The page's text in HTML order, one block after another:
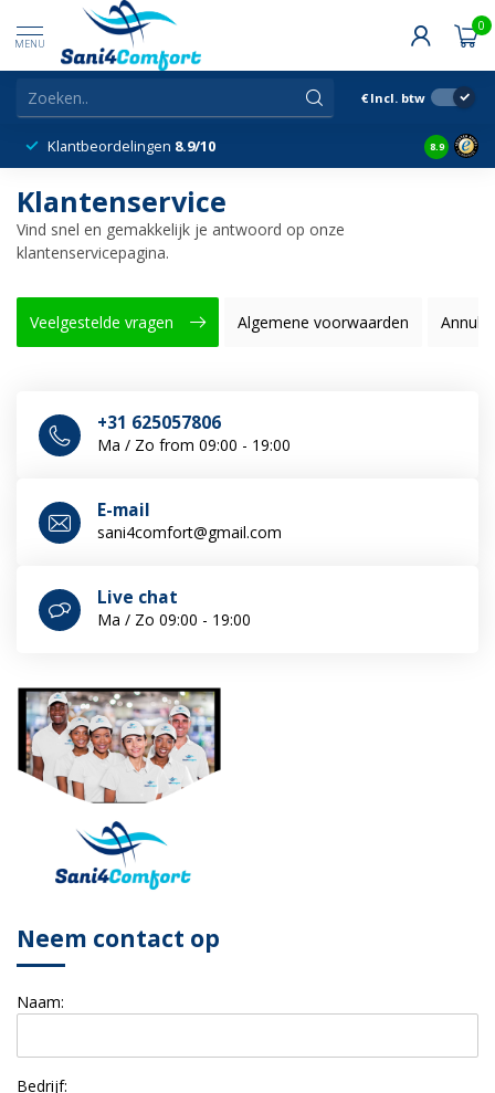
MENU
0
€ Incl. btw
Klantbeordelingen 8.9/10 8.9
Klantenservice
Vind snel en gemakkelijk je antwoord op onze
klantenservicepagina.
Veelgestelde vragen Algemene voorwaarden
+31 625057806
Ma / Zo from 09:00 - 19:00
E-mail
sani4comfort@gmail.com
Live chat
Ma / Zo 09:00 - 19:00
Neem contact op
Naam:
Bedrijf: